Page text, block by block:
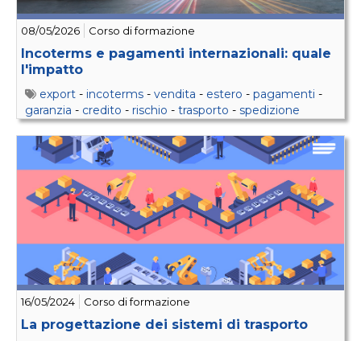
08/05/2026 Corso di formazione
Incoterms e pagamenti internazionali: quale
l'impatto
export - incoterms - vendita - estero - pagamenti -
garanzia - credito - rischio - trasporto - spedizione
16/05/2024 Corso di formazione
La progettazione dei sistemi di trasporto